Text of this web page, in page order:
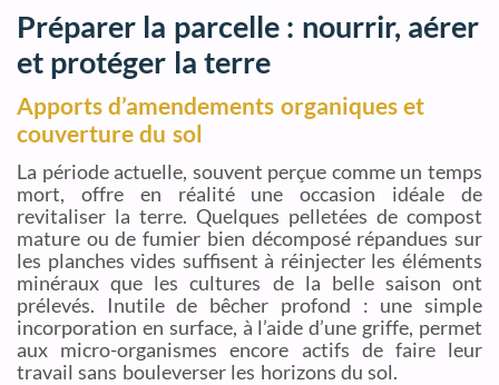
Préparer la parcelle : nourrir, aérer
et protéger la terre
Apports d’amendements organiques et
couverture du sol
La période actuelle, souvent perçue comme un temps
mort, offre en réalité une occasion idéale de
revitaliser la terre. Quelques pelletées de compost
mature ou de fumier bien décomposé répandues sur
les planches vides suffisent à réinjecter les éléments
minéraux que les cultures de la belle saison ont
prélevés. Inutile de bêcher profond : une simple
incorporation en surface, à l’aide d’une griffe, permet
aux micro-organismes encore actifs de faire leur
travail sans bouleverser les horizons du sol.